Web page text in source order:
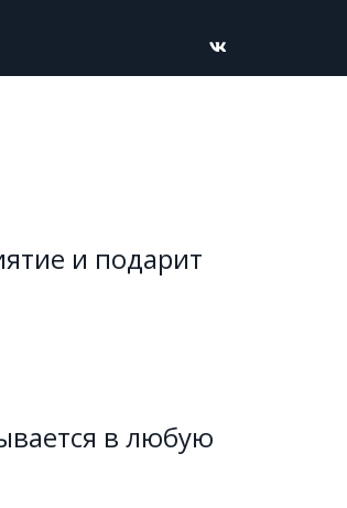
и подарит
в любую